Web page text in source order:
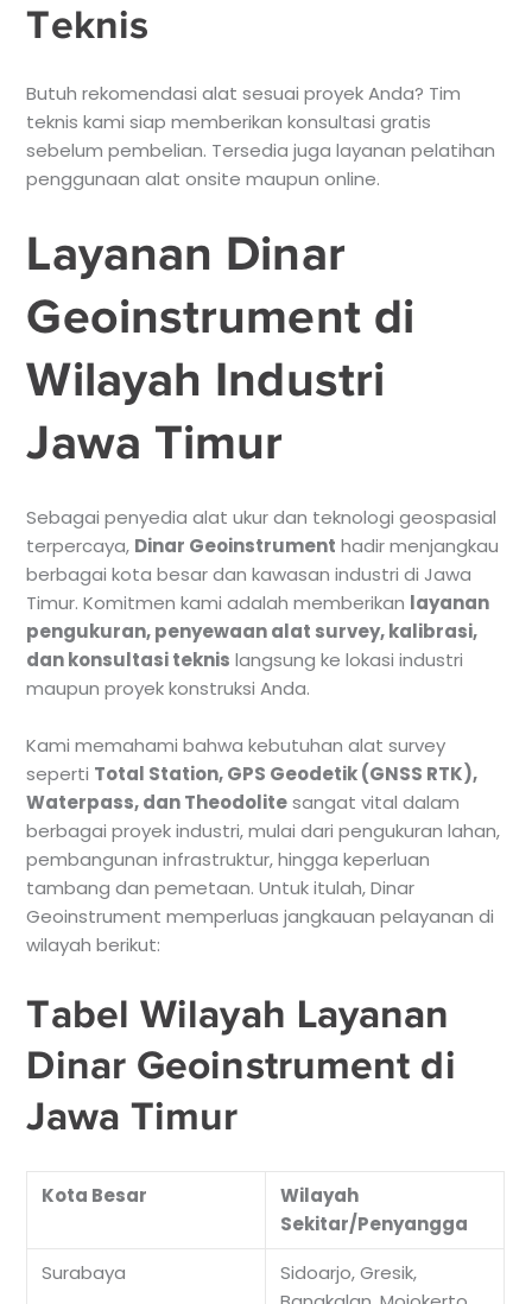
Teknis
Butuh rekomendasi alat sesuai proyek Anda? Tim
teknis kami siap memberikan konsultasi gratis
sebelum pembelian. Tersedia juga layanan pelatihan
penggunaan alat onsite maupun online.
Layanan Dinar
Geoinstrument di
Wilayah Industri
Jawa Timur
Sebagai penyedia alat ukur dan teknologi geospasial
terpercaya, Dinar Geoinstrument hadir menjangkau
berbagai kota besar dan kawasan industri di Jawa
Timur. Komitmen kami adalah memberikan layanan
pengukuran, penyewaan alat survey, kalibrasi,
dan konsultasi teknis langsung ke lokasi industri
maupun proyek konstruksi Anda.
Kami memahami bahwa kebutuhan alat survey
seperti Total Station, GPS Geodetik (GNSS RTK),
Waterpass, dan Theodolitesangat vital dalam
berbagai proyek industri, mulai dari pengukuran lahan,
pembangunan infrastruktur, hingga keperluan
tambang dan pemetaan. Untuk itulah, Dinar
Geoinstrument memperluas jangkauan pelayanan di
wilayah berikut:
Tabel Wilayah Layanan
Dinar Geoinstrument di
Jawa Timur
Kota Besar
Wilayah
Sekitar/Penyangga
Surabaya
Sidoarjo, Gresik,